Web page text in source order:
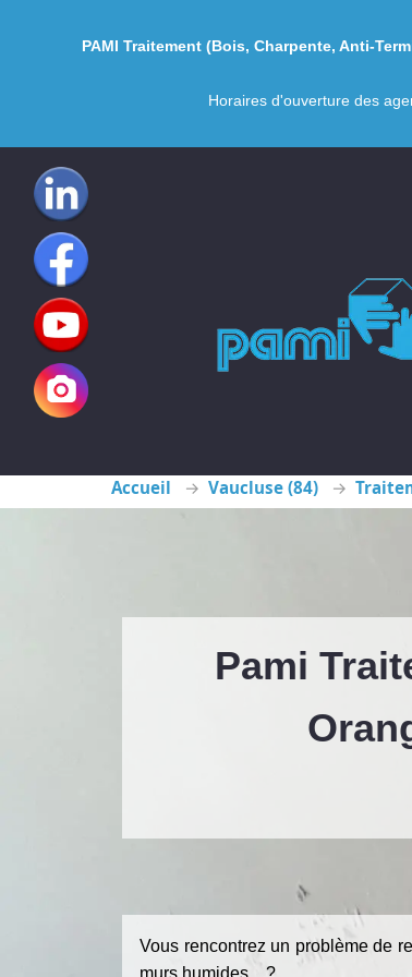
PAMI Traitement (Bois, Charpente, Anti-
Horaires d'ouverture des
Accueil Vaucluse (84)
Pami
Vous rencontrez un problème de
murs humides ...?